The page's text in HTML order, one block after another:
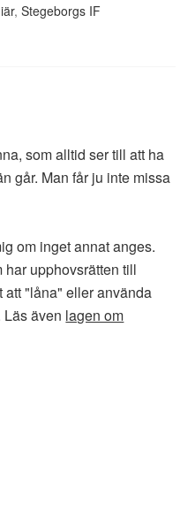
,Stegeborgs IF
som alltid ser till att ha
går. Man får ju inte missa
om inget annat anges.
har upphovsrätten till
att "låna" eller använda
även lagen om